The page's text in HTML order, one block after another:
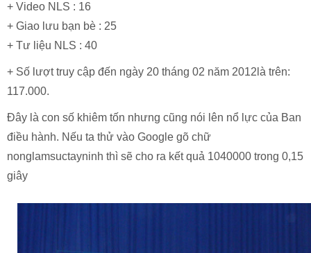
+ Video NLS : 16
+ Giao lưu bạn bè : 25
+ Tư liệu NLS : 40
+ Số lượt truy cập đến ngày 20 tháng 02 năm 2012là trên:
117.000.
Đây là con số khiêm tốn nhưng cũng nói lên nổ lực của Ban
điều hành. Nếu ta thử vào Google gõ chữ
nonglamsuctayninh thì sẽ cho ra kết quả 1040000 trong 0,15
giây